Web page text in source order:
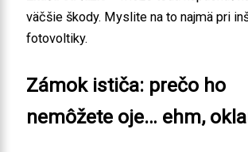
väčšie škody. Myslite na to najmä pri
fotovoltiky.
Zámok ističa: prečo ho
nemôžete oje… ehm,